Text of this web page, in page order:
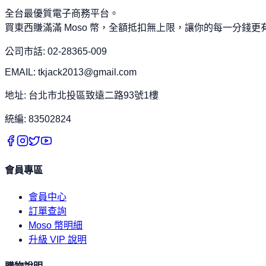
全台最優質電子商務平台。
買東西賺滿滿 Moso 幣，全額抵扣無上限，讓你的每一分錢更
公司市話: 02-28365-009
EMAIL: tkjack2013@gmail.com
地址: 台北市北投區致遠二路93號1樓
統編: 83502824
會員專區
會員中心
訂單查詢
Moso 幣明細
升級 VIP 說明